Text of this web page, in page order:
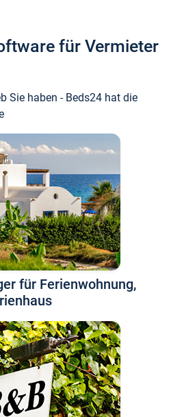
für Vermieter
Sie haben - Beds24 hat die
für Ferienwohnung,